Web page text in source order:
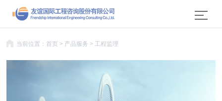
当前位置：首页 > 产品服务 >工程监理